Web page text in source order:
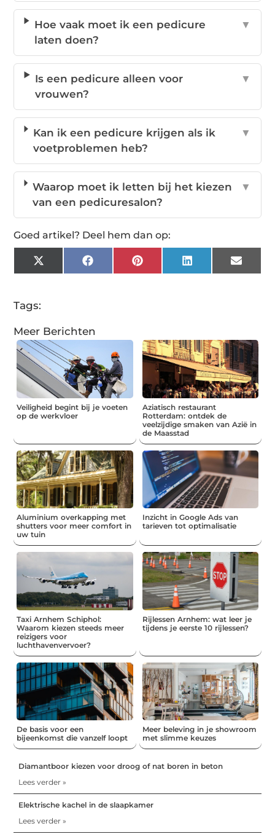
Hoe vaak moet ik een pedicure
laten doen?
▼
Is een pedicure alleen voor
vrouwen?
▼
Kan ik een pedicure krijgen als ik
voetproblemen heb?
▼
Waarop moet ik letten bij het kiezen
van een pedicuresalon?
▼
Goed artikel? Deel hem dan op:
X
(Twitter)
FacebookPinterestLinkedInEmail
Tags:
Meer Berichten
Veiligheid begint bij je voeten
op de werkvloer
Aziatisch restaurant
Rotterdam: ontdek de
veelzijdige smaken van Azië in
de Maasstad
Aluminium overkapping met
shutters voor meer comfort in
uw tuin
Inzicht in Google Ads van
tarieven tot optimalisatie
Taxi Arnhem Schiphol:
Waarom kiezen steeds meer
reizigers voor
luchthavenvervoer?
Rijlessen Arnhem: wat leer je
tijdens je eerste 10 rijlessen?
De basis voor een
bijeenkomst die vanzelf loopt
Meer beleving in je showroom
met slimme keuzes
Diamantboor kiezen voor droog of nat boren in beton
Lees verder »
Elektrische kachel in de slaapkamer
Lees verder »